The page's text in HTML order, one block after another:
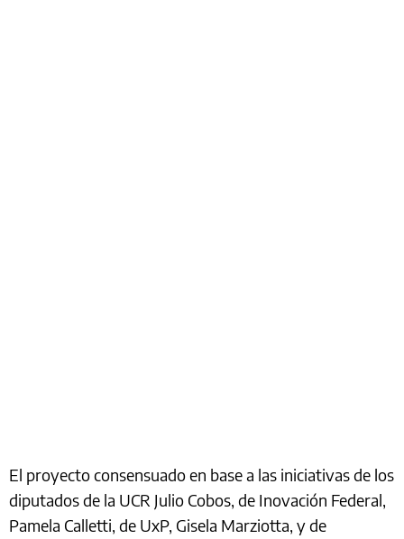
El proyecto consensuado en base a las iniciativas de los
diputados de la UCR Julio Cobos, de Inovación Federal,
Pamela Calletti, de UxP, Gisela Marziotta, y de